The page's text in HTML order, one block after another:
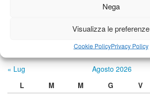
Nega
Visualizza le preferenze
Cookie PolicyPrivacy Policy
Calendario eventi
« Lug Agosto 2026
L
M M G V